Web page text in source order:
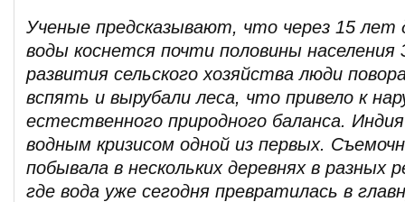
Ученые предсказывают, что через 15 лет
воды коснется почти половины населения
развития сельского хозяйства люди
вспять и вырубали леса, что привело к
естественного природного баланса.
водным кризисом одной из первых.
побывала в нескольких деревнях в разных
где вода уже сегодня превратилась в